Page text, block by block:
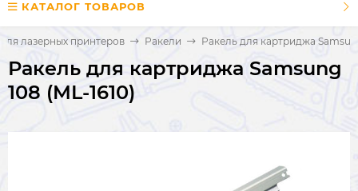
КАТАЛОГ ТОВАРОВ
лазерных принтеров Ракели Ракель для картриджа
Ракель для картриджа Samsung
108 (ML-1610)